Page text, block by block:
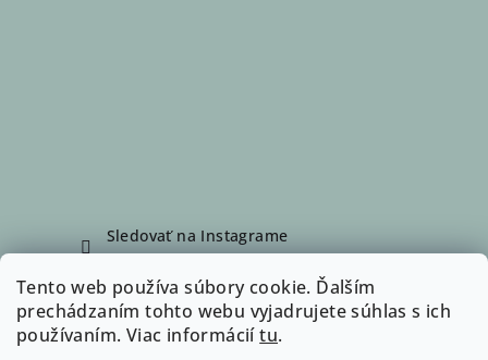
Tento web používa súbory cookie. Ďalším
prechádzaním tohto webu vyjadrujete súhlas s ich
používaním. Viac informáciítu.
Sledovať na Instagrame
Facebook